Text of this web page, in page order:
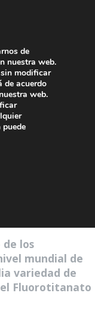
de los
mundial de
variedad de
Fluorotitanato
de
nuestra web.
modificar
de acuerdo
web.